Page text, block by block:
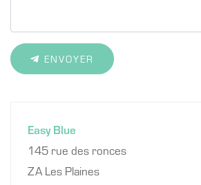
ENVOYER
Easy Blue
145 rue des ronces
ZA Les Plaines